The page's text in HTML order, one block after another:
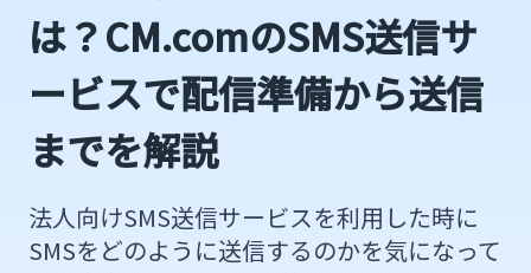
は？CM.comのSMS送信サ
ービスで配信準備から送信
までを解説
法人向けSMS送信サービスを利用した時に
SMSをどのように送信するのかを気になって